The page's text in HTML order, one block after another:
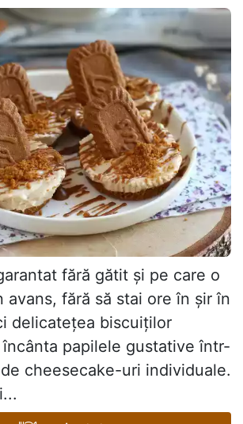
fără gătit și pe care o
avans, fără să stai ore în șir în
delicatețea biscuiților
papilele gustative într-
cheesecake-uri individuale.